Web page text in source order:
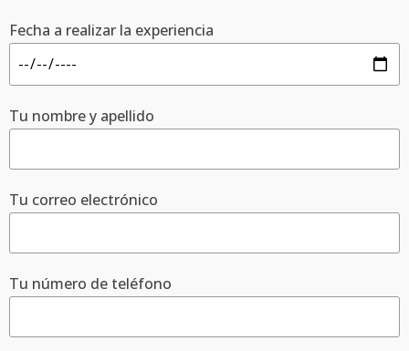
Turismo receptivo
Turismo educativo
Fecha a realizar la experiencia
Tu nombre y apellido
Tu correo electrónico
Tu número de teléfono